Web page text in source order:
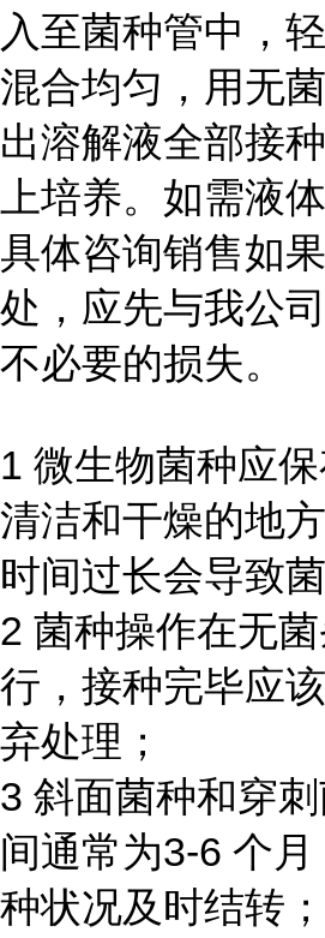
入至菌种管中，
混合均匀，用无
出溶解液全部接
上培养。如需液
具体咨询销售如
处，应先与我公
不必要的损失。
1 微生物菌种应保
清洁和干燥的地
时间过长会导致
2 菌种操作在无
行，接种完毕应
弃处理；
3 斜面菌种和穿
间通常为3-6 个
种状况及时结转